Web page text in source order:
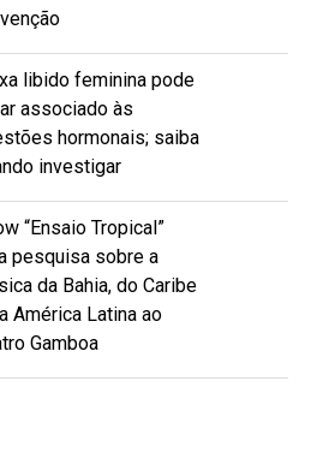
libido feminina pode
associado às
hormonais; saiba
investigar
“Ensaio Tropical”
pesquisa sobre a
da Bahia, do Caribe
América Latina ao
Gamboa